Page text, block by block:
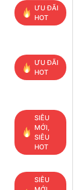
ƯU ĐÃI
HOT
ƯU ĐÃI
HOT
SIÊU
MỚI,
SIÊU
HOT
SIÊU